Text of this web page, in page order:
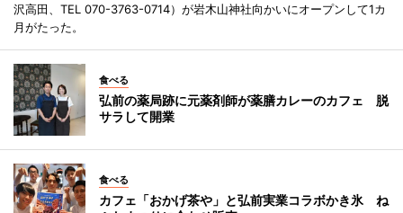
沢高田、TEL 070-3763-0714）が岩木山神社向かいにオープンして1カ
月がたった。
食べる
弘前の薬局跡に元薬剤師が薬膳カレーのカフェ 脱
サラして開業
食べる
カフェ「おかげ茶や」と弘前実業コラボかき氷 ね